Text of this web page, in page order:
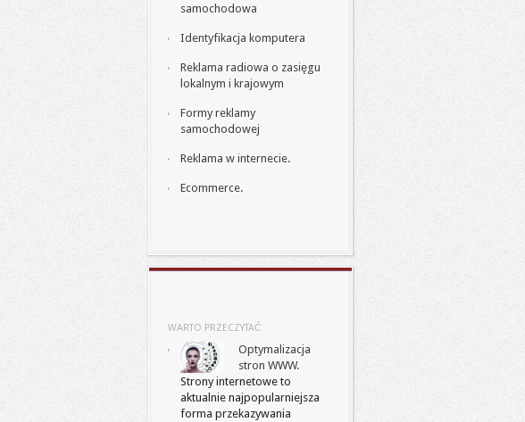
samochodowa
Identyfikacja komputera
Reklama radiowa o zasięgu
lokalnym i krajowym
Formy reklamy
samochodowej
Reklama w internecie.
Ecommerce.
WARTO PRZECZYTAĆ
Optymalizacja
stron WWW.
Strony internetowe to
aktualnie najpopularniejsza
forma przekazywania